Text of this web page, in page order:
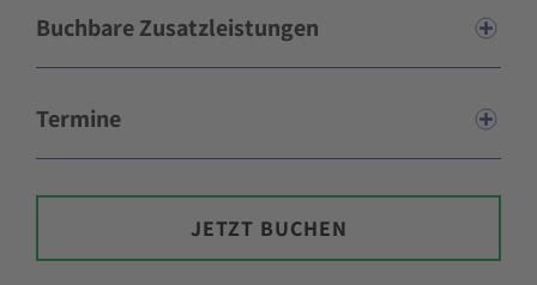
Buchbare Zusatzleistungen
Termine
JETZT BUCHEN